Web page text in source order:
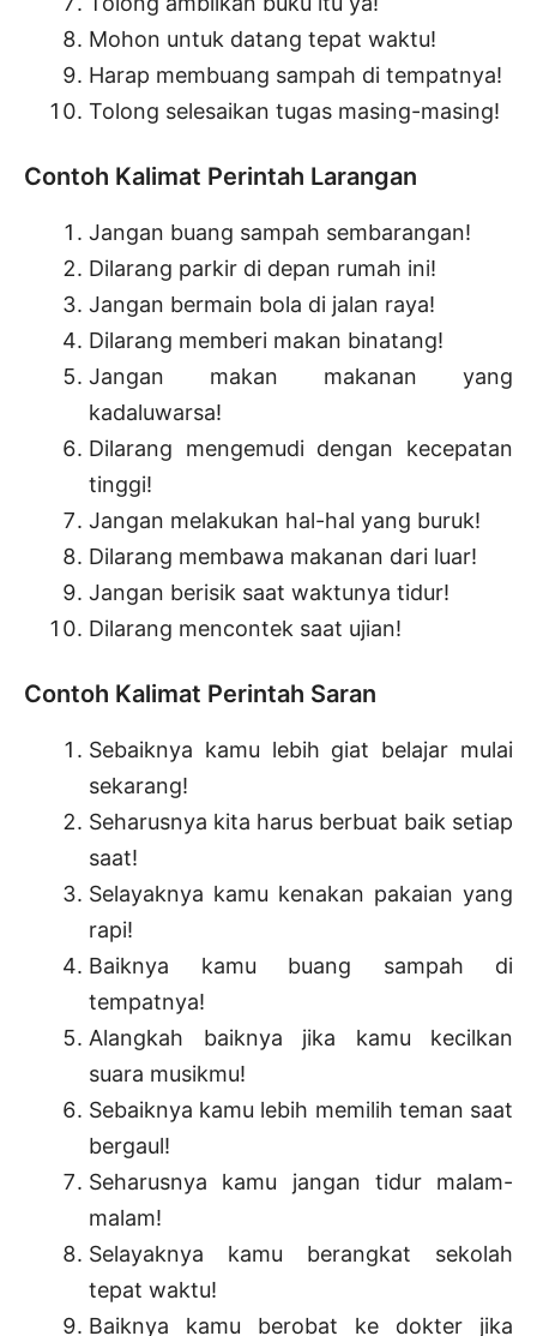
Mohon untuk datang tepat waktu!
Harap membuang sampah di tempatnya!
Tolong selesaikan tugas masing-masing!
Contoh Kalimat Perintah Larangan
Jangan buang sampah sembarangan!
Dilarang parkir di depan rumah ini!
Jangan bermain bola di jalan raya!
Dilarang memberi makan binatang!
Jangan makan makanan yang
kadaluwarsa!
Dilarang mengemudi dengan kecepatan
tinggi!
Jangan melakukan hal-hal yang buruk!
Dilarang membawa makanan dari luar!
Jangan berisik saat waktunya tidur!
Dilarang mencontek saat ujian!
Contoh Kalimat Perintah Saran
Sebaiknya kamu lebih giat belajar mulai
sekarang!
Seharusnya kita harus berbuat baik setiap
saat!
Selayaknya kamu kenakan pakaian yang
rapi!
Baiknya kamu buang sampah di
tempatnya!
Alangkah baiknya jika kamu kecilkan
suara musikmu!
Sebaiknya kamu lebih memilih teman saat
bergaul!
Seharusnya kamu jangan tidur malam-
malam!
Selayaknya kamu berangkat sekolah
tepat waktu!
Baiknya kamu berobat ke dokter jika